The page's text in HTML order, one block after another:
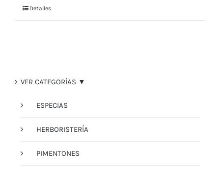
Detalles
VER CATEGORÍAS ▼
ESPECIAS
HERBORISTERÍA
PIMENTONES